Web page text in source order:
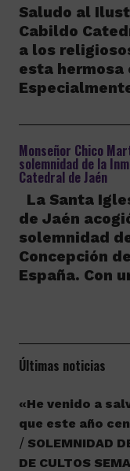
Saludo al
Cabildo
a los
esta hermosa
Monseñor Chico
solemnidad de la
Catedral de Jaén
La Santa
de Jaén
solemnidad
Concepción
España. Con
Últimas noticias
«He venido a
que este año
SOLEMNIDAD
DE CULTOS